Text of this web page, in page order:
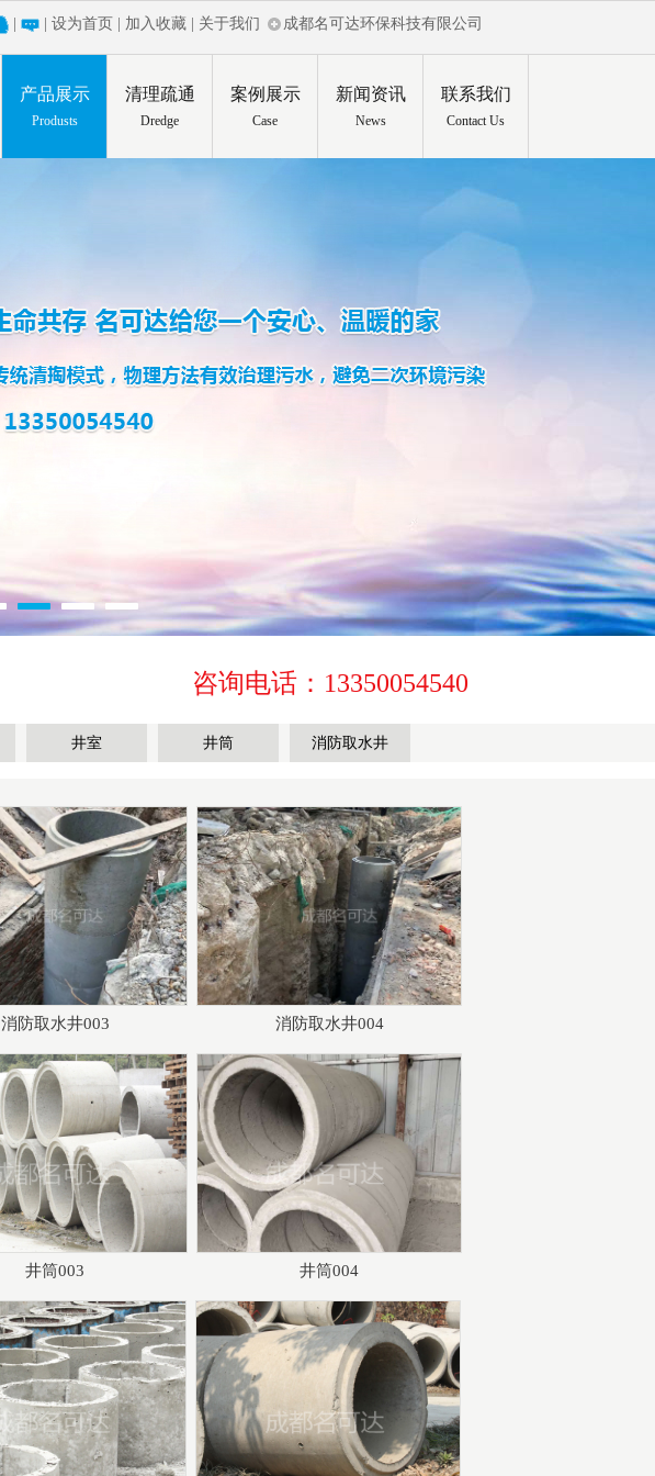
设为首页 加入收藏 关于我们 成都名可达环保科技有限公司
产品展示
Produsts
清理疏通
Dredge
案例展示
Case
新闻资讯
News
联系我们
Contact Us
咨询电话：13350054540
井室 井筒 消防取水井
消防取水井003 消防取水井004
井筒003 井筒004